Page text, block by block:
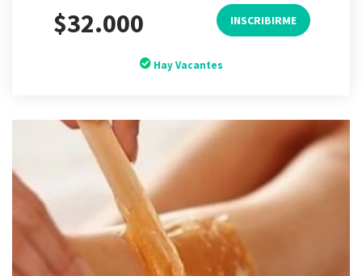
$32.000 INSCRIBIRME
Hay Vacantes